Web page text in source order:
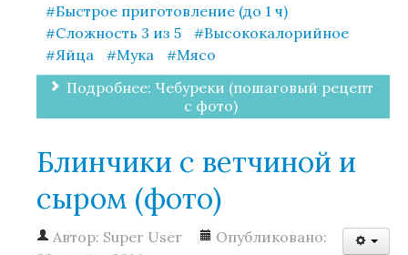
Быстрое приготовление (до 1 ч)
Сложность 3 из 5
Высококалорийное
Яйца
Мука
Мясо
Подробнее: Чебуреки (пошаговый рецепт
с фото)
Блинчики с ветчиной и
сыром (фото)
Автор: Super User
Опубликовано: